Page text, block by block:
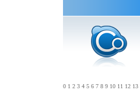
0 1 2 3 4 5 6 7 8 9 10 11 12 13